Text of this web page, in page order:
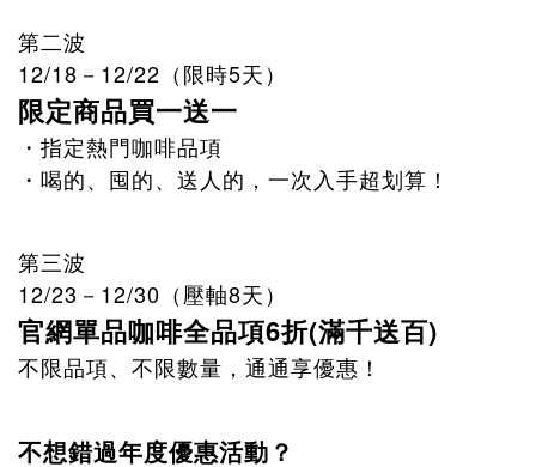
第二波
12/18－12/22（限時5天）
限定商品買一送一
・指定熱門咖啡品項
・喝的、囤的、送人的，一次入手超划算！
第三波
12/23－12/30（壓軸8天）
官網單品咖啡全品項6折(滿千送百)
不限品項、不限數量，通通享優惠！
不想錯過年度優惠活動？